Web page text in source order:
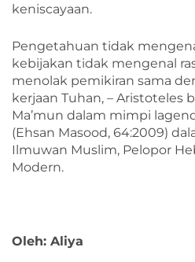
keniscayaan.
Pengetahuan tidak
kebijakan tidak mengenal
menolak pemikiran sama
kerjaan Tuhan, – Aristoteles
Ma’mun dalam mimpi
(Ehsan Masood, 64:2009)
Ilmuwan Muslim, Pelopor
Modern.
Oleh: Aliya